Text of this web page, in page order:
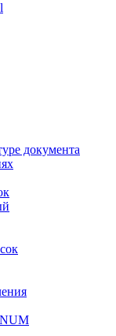
документа